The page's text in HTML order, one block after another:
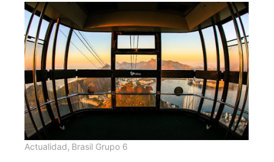
Actualidad, Brasil Grupo 6